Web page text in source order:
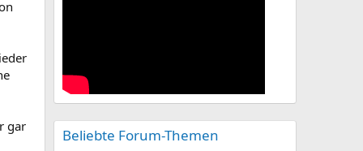
gar
Beliebte Forum-Themen